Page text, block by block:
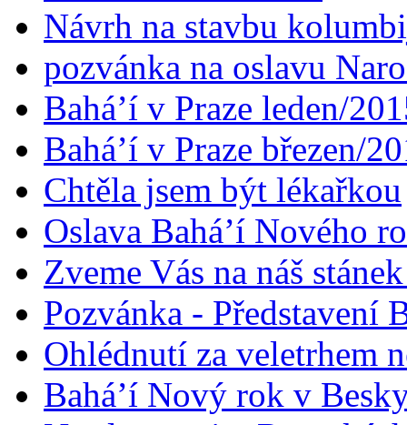
Návrh na stavbu
pozvánka na oslavu
Bahá’í v Praze leden/
Bahá’í v Praze březen/
Chtěla jsem být lékařkou
Oslava Bahá’í Nového
Zveme Vás na náš
Pozvánka - Představení
Ohlédnutí za veletrhem
Bahá’í Nový rok v